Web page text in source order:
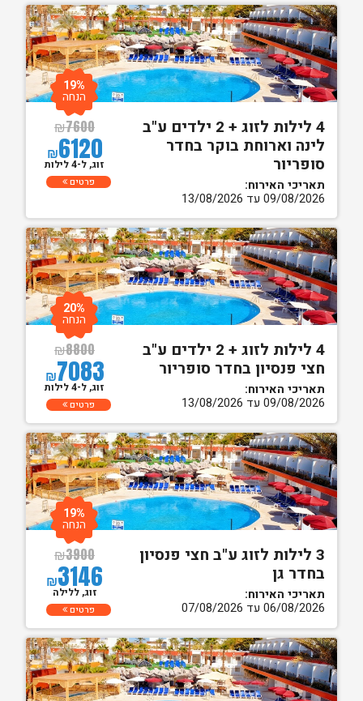
4 לילות לזוג + 2 ילדים ע"ב
לינה וארוחת בוקר בחדר
סופריור
תאריכי האירוח:
09/08/2026 עד 13/08/2026
₪7600
₪6120
19%
הנחה
זוג, ל-4 לילות
פרטים
4 לילות לזוג + 2 ילדים ע"ב
חצי פנסיון בחדר סופריור
תאריכי האירוח:
09/08/2026 עד 13/08/2026
₪8800
₪7083
20%
הנחה
זוג, ל-4 לילות
פרטים
3 לילות לזוג ע"ב חצי פנסיון
בחדר גן
תאריכי האירוח:
06/08/2026 עד 07/08/2026
₪3900
₪3146
19%
הנחה
זוג, ללילה
פרטים